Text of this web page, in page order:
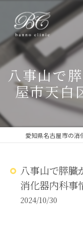
八事山で
屋市天白
八事山で膵臓
消化器内科事
2024/10/30